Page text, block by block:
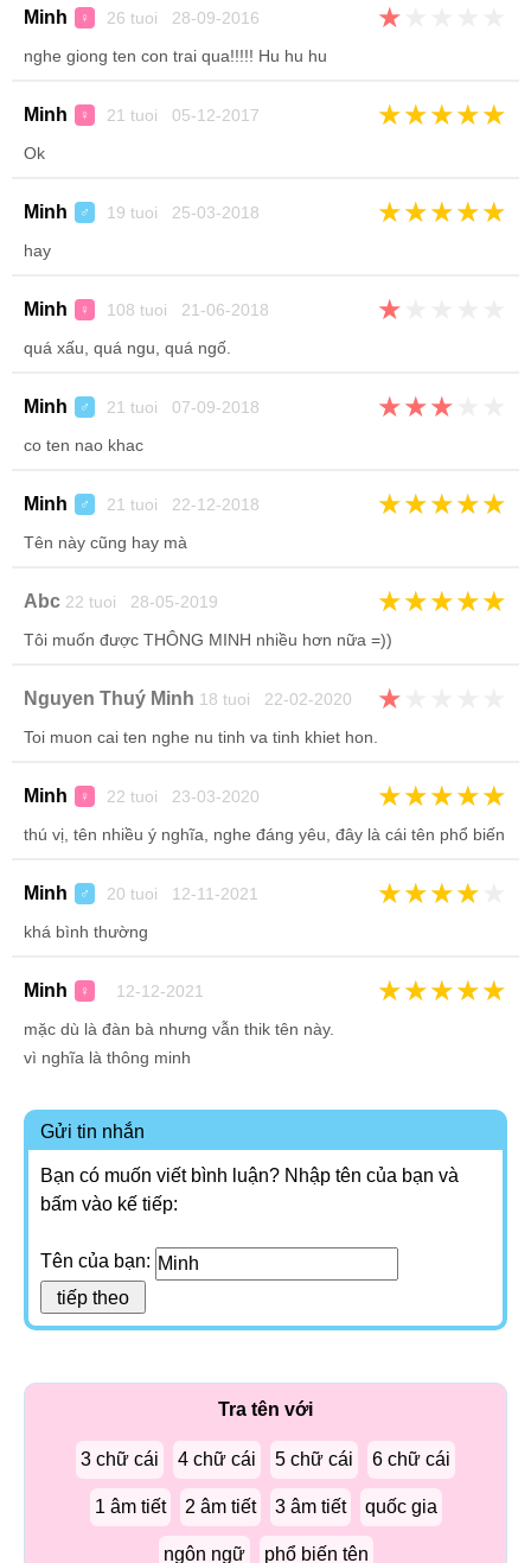
Minh ♀ 26 tuoi 28-09-2016 ★
nghe giong ten con trai qua!!!!! Hu hu hu
Minh ♀ 21 tuoi 05-12-2017 ★★★★★
Ok
Minh ♂ 19 tuoi 25-03-2018 ★★★★★
hay
Minh ♀ 108 tuoi 21-06-2018 ★
quá xấu, quá ngu, quá ngố.
Minh ♂ 21 tuoi 07-09-2018 ★★★
co ten nao khac
Minh ♂ 21 tuoi 22-12-2018 ★★★★★
Tên này cũng hay mà
Abc 22 tuoi 28-05-2019 ★★★★★
Tôi muốn được THÔNG MINH nhiều hơn nữa =))
Nguyen Thuý Minh 18 tuoi 22-02-2020 ★
Toi muon cai ten nghe nu tinh va tinh khiet hon.
Minh ♀ 22 tuoi 23-03-2020 ★★★★★
thú vị, tên nhiều ý nghĩa, nghe đáng yêu, đây là cái tên phổ biến
Minh ♂ 20 tuoi 12-11-2021 ★★★★
khá bình thường
Minh ♀ 12-12-2021 ★★★★★
mặc dù là đàn bà nhưng vẫn thik tên này.
vì nghĩa là thông minh
Gửi tin nhắn
Bạn có muốn viết bình luận? Nhập tên của bạn và
bấm vào kế tiếp:
Tên của bạn:
Tra tên với
3 chữ cái 4 chữ cái 5 chữ cái 6 chữ cái
1 âm tiết 2 âm tiết 3 âm tiết quốc gia
ngôn ngữ phổ biến tên